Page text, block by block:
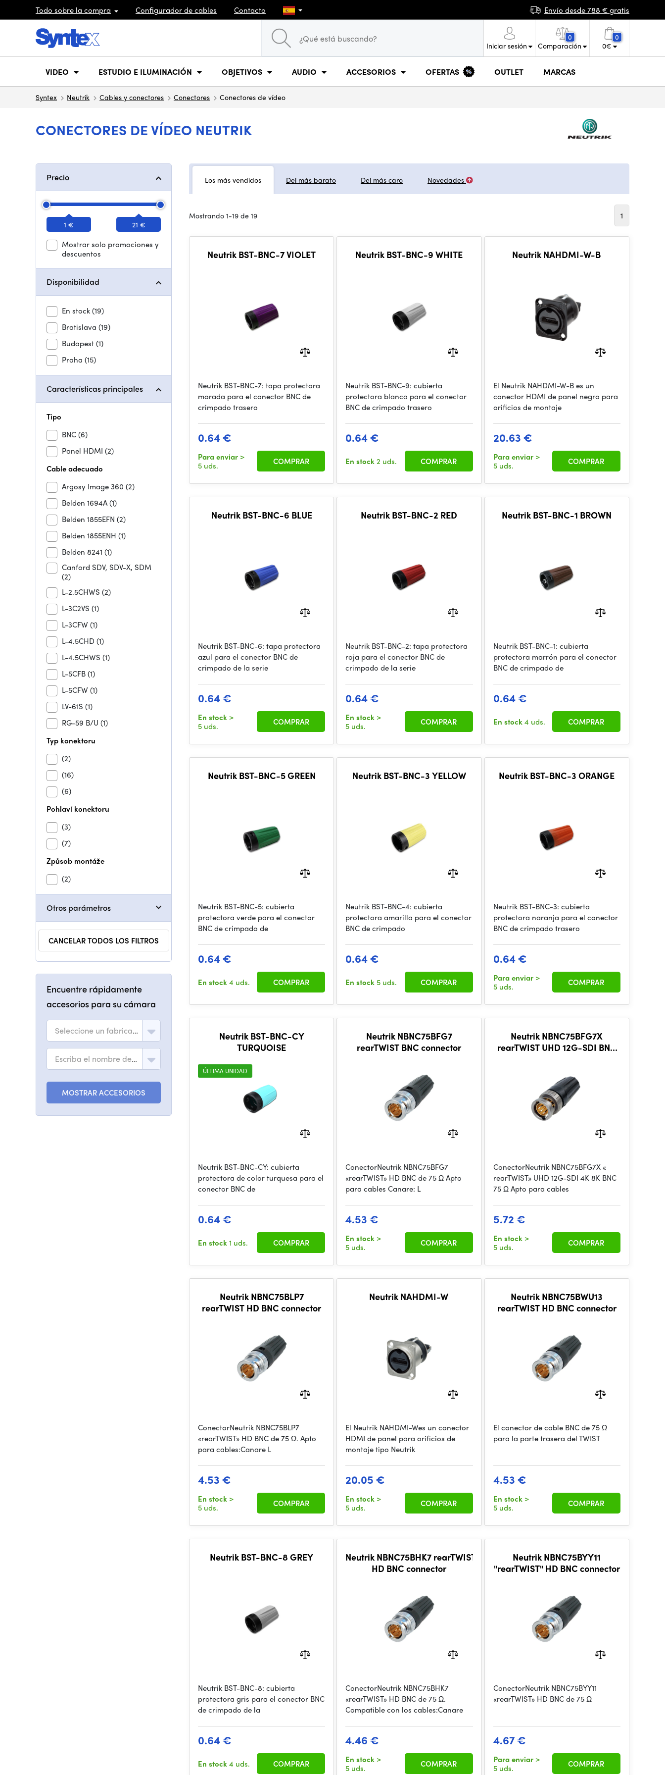
Todo sobre la compra Configurador de cables Contacto Envío desde 788 € gratis
Iniciar sesión
0
Comparación
0
0€
VIDEO ESTUDIO E ILUMINACIÓN OBJETIVOS AUDIO ACCESORIOS OFERTAS OUTLET MARCAS
Syntex Neutrik Cables y conectores Conectores Conectores de vídeo
CONECTORES DE VÍDEO NEUTRIK
Precio
1 € 21 €
Mostrar solo promociones y
descuentos
Disponibilidad
En stock(19)
Bratislava (19)
Budapest(1)
Praha (15)
Características principales
Tipo
BNC(6)
Panel HDMI (2)
Cable adecuado
Argosy Image 360 (2)
Belden 1694A(1)
Belden 1855EFN (2)
Belden 1855ENH (1)
Belden 8241 (1)
Canford SDV, SDV-X, SDM
(2)
L-2.5CHWS (2)
L-3C2VS (1)
L-3CFW(1)
L-4.5CHD (1)
L-4.5CHWS (1)
L-5CFB(1)
L-5CFW(1)
LV-61S (1)
RG-59 B/U (1)
Typ konektoru
(2)
(16)
(6)
Pohlaví konektoru
(3)
(7)
Způsob montáže
(2)
Otros parámetros
CANCELAR TODOS LOS FILTROS
Encuentre rápidamente
accesorios para su cámara
Seleccione un fabricante
Escriba el nombre del modelo
MOSTRAR ACCESORIOS
Los más vendidos Del más barato Del más caro Novedades
Mostrando 1-19 de 19 1
Neutrik BST-BNC-7 VIOLET
Neutrik BST-BNC-7: tapa protectora
morada para el conector BNC de
crimpado trasero
0.64 €
Para enviar >
5 uds.
COMPRAR
Neutrik BST-BNC-9 WHITE
Neutrik BST-BNC-9: cubierta
protectora blanca para el conector
BNC de crimpado trasero
0.64 €
En stock2 uds. COMPRAR
Neutrik NAHDMI-W-B
El Neutrik NAHDMI-W-B es un
conector HDMI de panel negro para
orificios de montaje
20.63 €
Para enviar >
5 uds.
COMPRAR
Neutrik BST-BNC-6 BLUE
Neutrik BST-BNC-6: tapa protectora
azul para el conector BNC de
crimpado de la serie
0.64 €
En stock >
5 uds.
COMPRAR
Neutrik BST-BNC-2 RED
Neutrik BST-BNC-2: tapa protectora
roja para el conector BNC de
crimpado de la serie
0.64 €
En stock >
5 uds.
COMPRAR
Neutrik BST-BNC-1 BROWN
Neutrik BST-BNC-1: cubierta
protectora marrón para el conector
BNC de crimpado de
0.64 €
En stock4 uds. COMPRAR
Neutrik BST-BNC-5 GREEN
Neutrik BST-BNC-5: cubierta
protectora verde para el conector
BNC de crimpado de
0.64 €
En stock4 uds. COMPRAR
Neutrik BST-BNC-3 YELLOW
Neutrik BST-BNC-4: cubierta
protectora amarilla para el conector
BNC de crimpado
0.64 €
En stock 5 uds. COMPRAR
Neutrik BST-BNC-3 ORANGE
Neutrik BST-BNC-3: cubierta
protectora naranja para el conector
BNC de crimpado trasero
0.64 €
Para enviar >
5 uds.
COMPRAR
Neutrik BST-BNC-CY
TURQUOISE
ÚLTIMA UNIDAD
Neutrik BST-BNC-CY: cubierta
protectora de color turquesa para el
conector BNC de
0.64 €
En stock1 uds. COMPRAR
Neutrik NBNC75BFG7
rearTWIST BNC connector
ConectorNeutrik NBNC75BFG7
«rearTWIST» HD BNC de 75 Ω Apto
para cables Canare: L
4.53 €
En stock >
5 uds.
COMPRAR
Neutrik NBNC75BFG7X
rearTWIST UHD 12G-SDI BNC
ConectorNeutrik NBNC75BFG7X «
rearTWIST» UHD 12G-SDI 4K 8K BNC
75 Ω Apto para cables
5.72 €
En stock >
5 uds.
COMPRAR
Neutrik NBNC75BLP7
rearTWIST HD BNC connector
ConectorNeutrik NBNC75BLP7
«rearTWIST» HD BNC de 75 Ω. Apto
para cables:Canare L
4.53 €
En stock >
5 uds.
COMPRAR
Neutrik NAHDMI-W
El Neutrik NAHDMI-Wes un conector
HDMI de panel para orificios de
montaje tipo Neutrik
20.05 €
En stock >
5 uds.
COMPRAR
Neutrik NBNC75BWU13
rearTWIST HD BNC connector
El conector de cable BNC de 75 Ω
para la parte trasera del TWIST
4.53 €
En stock >
5 uds.
COMPRAR
Neutrik BST-BNC-8 GREY
Neutrik BST-BNC-8: cubierta
protectora gris para el conector BNC
de crimpado de la
0.64 €
En stock4 uds. COMPRAR
Neutrik NBNC75BHK7 rearTWIST
HD BNC connector
ConectorNeutrik NBNC75BHK7
«rearTWIST» HD BNC de 75 Ω.
Compatible con los cables:Canare
4.46 €
En stock >
5 uds.
COMPRAR
Neutrik NBNC75BYY11
"rearTWIST" HD BNC connector
ConectorNeutrik NBNC75BYY11
«rearTWIST» HD BNC de 75 Ω
4.67 €
Para enviar >
5 uds.
COMPRAR